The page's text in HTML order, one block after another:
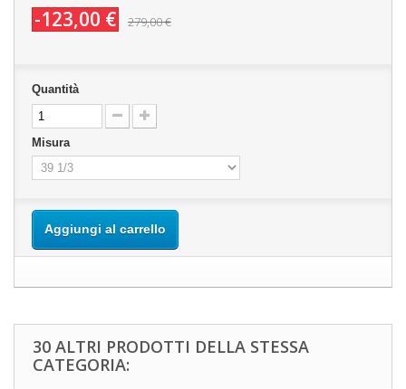
-123,00 € 279,00 €
Quantità
Misura
Aggiungi al carrello
30 ALTRI PRODOTTI DELLA STESSA
CATEGORIA: